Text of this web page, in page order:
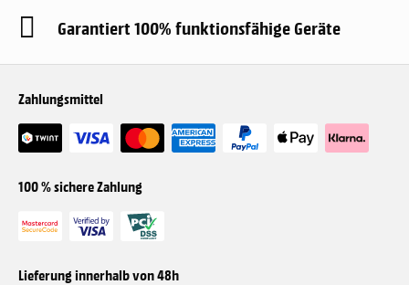
Garantiert 100% funktionsfähige Geräte
Zahlungsmittel
100 % sichere Zahlung
Lieferung innerhalb von 48h